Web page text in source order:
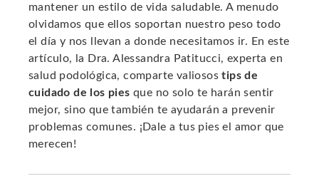
mantener un estilo de vida saludable. A menudo
olvidamos que ellos soportan nuestro peso todo
el día y nos llevan a donde necesitamos ir. En este
artículo, la Dra. Alessandra Patitucci, experta en
salud podológica, comparte valiosostips de
cuidado de los pies que no solo te harán sentir
mejor, sino que también te ayudarán a prevenir
problemas comunes. ¡Dale a tus pies el amor que
merecen!